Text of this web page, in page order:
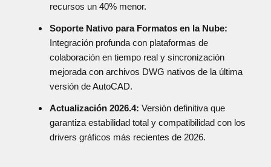
recursos un 40% menor.
Soporte Nativo para Formatos en la Nube:
Integración profunda con plataformas de
colaboración en tiempo real y sincronización
mejorada con archivos DWG nativos de la última
versión de AutoCAD.
Actualización 2026.4: Versión definitiva que
garantiza estabilidad total y compatibilidad con los
drivers gráficos más recientes de 2026.